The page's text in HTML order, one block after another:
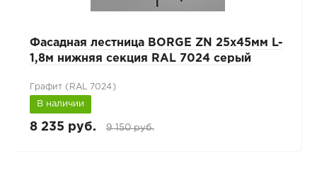
Фасадная лестница BORGE ZN 25x45мм L-
1,8м нижняя секция RAL 7024 серый
Графит (RAL 7024)
В наличии
8 235 руб. 9 150 руб.